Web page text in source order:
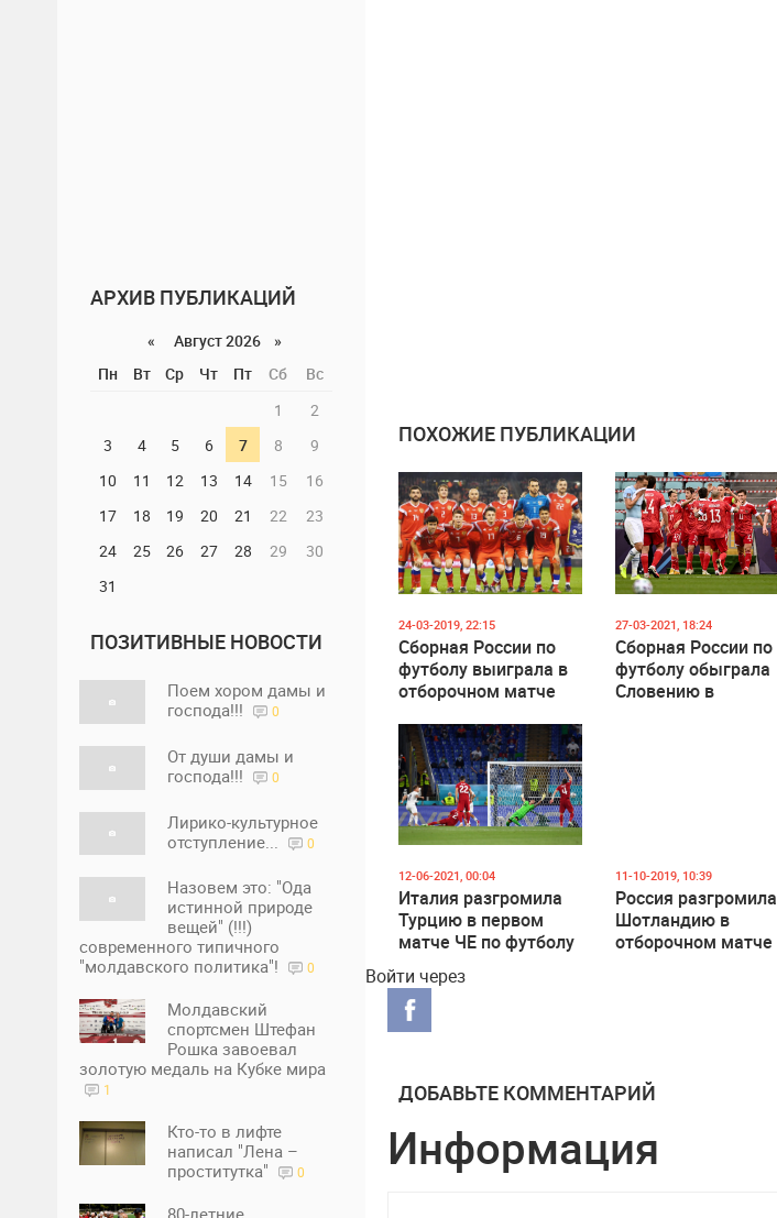
АРХИВ ПУБЛИКАЦИЙ
«
Август 2026 »
Пн
Вт Ср Чт Пт Сб
Вс
1
2
3
4 5 6 7 8
9
10
11 12 13 14 15
16
17
18 19 20 21 22
23
24
25 26 27 28 29
30
31
ПОЗИТИВНЫЕ НОВОСТИ
Поем хором дамы и
господа!!!
0
От души дамы и
господа!!!
0
Лирико-культурное
отступление...
0
Назовем это: "Ода
истинной природе
вещей" (!!!)
современного типичного
"молдавского политика"!
0
Молдавский
спортсмен Штефан
Рошка завоевал
золотую медаль на Кубке мира
1
Кто-то в лифте
написал "Лена –
проститутка"
0
ПОХОЖИЕ ПУБЛИКАЦИИ
24-03-2019, 22:15
Сборная России по
футболу выиграла в
отборочном матче
27-03-2021, 18:24
Сборная России по
футболу обыграла
Словению в
12-06-2021, 00:04
Италия разгромила
Турцию в первом
матче ЧЕ по футболу
11-10-2019, 10:39
Россия разгромила
Шотландию в
отборочном матче
Войти через
ДОБАВЬТЕ КОММЕНТАРИЙ
Информация